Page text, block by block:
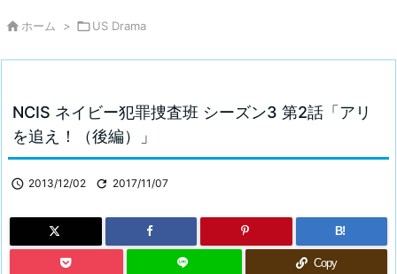



検索
 ホーム > US Drama
NCIS ネイビー犯罪捜査班 シーズン3 第2話「アリ
を追え！（後編）」
 2013/12/02  2017/11/07
B!
Copy